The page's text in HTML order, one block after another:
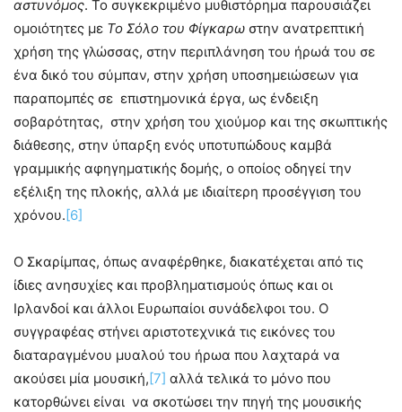
αστυνόμος. Το συγκεκριμένο μυθιστόρημα παρουσιάζει
ομοιότητες με Το Σόλο του Φίγκαρω στην ανατρεπτική
χρήση της γλώσσας, στην περιπλάνηση του ήρωά του σε
ένα δικό του σύμπαν, στην χρήση υποσημειώσεων για
παραπομπές σε επιστημονικά έργα, ως ένδειξη
σοβαρότητας, στην χρήση του χιούμορ και της σκωπτικής
διάθεσης, στην ύπαρξη ενός υποτυπώδους καμβά
γραμμικής αφηγηματικής δομής, ο οποίος οδηγεί την
εξέλιξη της πλοκής, αλλά με ιδιαίτερη προσέγγιση του
χρόνου. [6]
Ο Σκαρίμπας, όπως αναφέρθηκε, διακατέχεται από τις
ίδιες ανησυχίες και προβληματισμούς όπως και οι
Ιρλανδοί και άλλοι Ευρωπαίοι συνάδελφοι του. Ο
συγγραφέας στήνει αριστοτεχνικά τις εικόνες του
διαταραγμένου μυαλού του ήρωα που λαχταρά να
ακούσει μία μουσική, [7] αλλά τελικά το μόνο που
κατορθώνει είναι να σκοτώσει την πηγή της μουσικής